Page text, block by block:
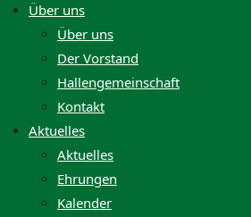
Über uns
Über uns
Der Vorstand
Hallengemeinschaft
Kontakt
Aktuelles
Aktuelles
Ehrungen
Kalender